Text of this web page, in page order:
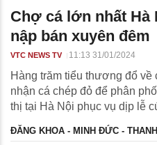
Chợ cá lớn nhất Hà
nập bán xuyên đêm
VTC NEWS TV 11:13 31/01/2024
Hàng trăm tiểu thương đổ
nhận cá chép đỏ để phân
thị tại Hà Nội phục vụ dịp lễ
ĐĂNG KHOA - MINH ĐỨC -